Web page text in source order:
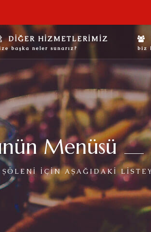
DİĞER HİZMETLERİMİZ
başka neler sunarız? biz
Menüsü
IÇIN AŞAĞIDAKI